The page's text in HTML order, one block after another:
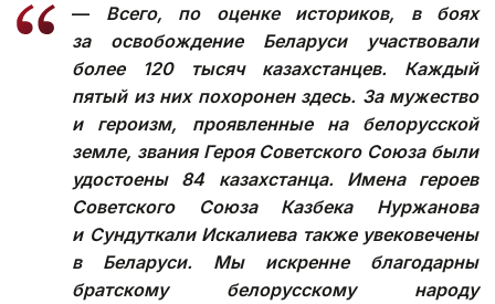
— Всего, по оценке историков, в боях
за освобождение Беларуси участвовали
более 120 тысяч казахстанцев. Каждый
пятый из них похоронен здесь. За мужество
и героизм, проявленные на белорусской
земле, звания Героя Советского Союза были
удостоены 84 казахстанца. Имена героев
Советского Союза Казбека Нуржанова
и Сундуткали Искалиева также увековечены
в Беларуси. Мы искренне благодарны
братскому белорусскому народу